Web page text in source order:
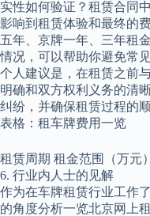
实性如何验证？租赁合同
影响到租赁体验和最终的
五年、京牌一年、三年租
情况，可以帮助你避免常见
个人建议是，在租赁之前
明确和双方权利义务的清
纠纷，并确保租赁过程的顺
表格：租车牌费用一览
租赁周期 租金范围（万元
6. 行业内人士的见解
作为在车牌租赁行业工作
的角度分析一览北京网上